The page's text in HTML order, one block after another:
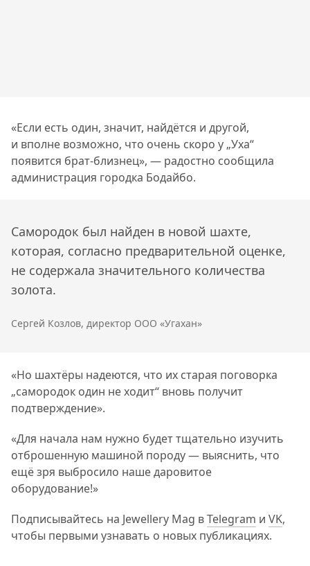
«Если есть один, значит, найдётся и другой,
и вполне возможно, что очень скоро у „Уха“
появится брат-близнец», — радостно сообщила
администрация городка Бодайбо.
Самородок был найден в новой шахте,
которая, согласно предварительной оценке,
не содержала значительного количества
золота.
Сергей Козлов, директор ООО «Угахан»
«Но шахтёры надеются, что их старая поговорка
„самородок один не ходит“ вновь получит
подтверждение».
«Для начала нам нужно будет тщательно изучить
отброшенную машиной породу — выяснить, что
ещё зря выбросило наше даровитое
оборудование!»
Подписывайтесь на Jewellery Mag вTelegram и VK,
чтобы первыми узнавать о новых публикациях.